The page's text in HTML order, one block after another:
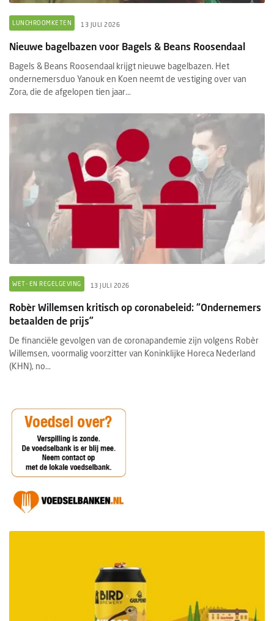
LUNCHROOMKETEN 13 JULI 2026
Nieuwe bagelbazen voor Bagels & Beans Roosendaal
Bagels & Beans Roosendaal krijgt nieuwe bagelbazen. Het
ondernemersduo Yanouk en Koen neemt de vestiging over van
Zora, die de afgelopen tien jaar...
WET- EN REGELGEVING 13 JULI 2026
Robèr Willemsen kritisch op coronabeleid: “Ondernemers
betaalden de prijs”
De financiële gevolgen van de coronapandemie zijn volgens Robèr
Willemsen, voormalig voorzitter van Koninklijke Horeca Nederland
(KHN), no...